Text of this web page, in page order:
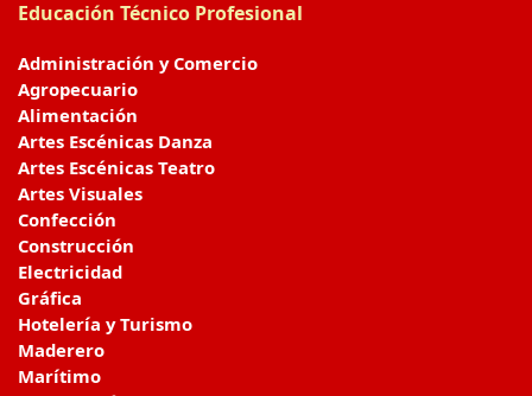
Educación Técnico Profesional
Administración y Comercio
Agropecuario
Alimentación
Artes Escénicas Danza
Artes Escénicas Teatro
Artes Visuales
Confección
Construcción
Electricidad
Gráfica
Hotelería y Turismo
Maderero
Marítimo